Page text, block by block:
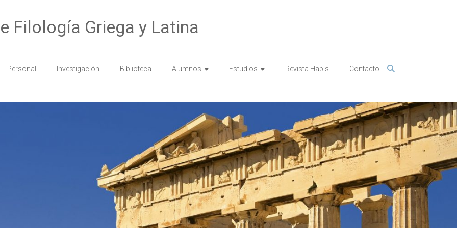
Filología Griega y Latina
Personal Investigación Biblioteca Alumnos Estudios Revista Habis Contacto